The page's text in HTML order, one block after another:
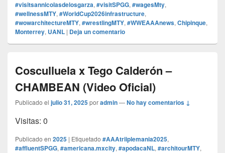
#visitsannicolasdelosgarza, #visitSPGG, #wagesMty,
#wellnessMTY, #WorldCup2026infrastructure,
#wowarchitectureMTY, #wrestlingMTY, #WWEAAAnews, Chipinque,
Monterrey, UANL | Deja un comentario
Cosculluela x Tego Calderón –
CHAMBEAN (Video Oficial)
Publicado el julio 31, 2025poradmin—No hay comentarios ↓
Visitas: 0
Publicado en 2025 | Etiquetado #AAAtriiplemania2025,
#affluentSPGG, #americana.mxcity, #apodacaNL, #architourMTY,